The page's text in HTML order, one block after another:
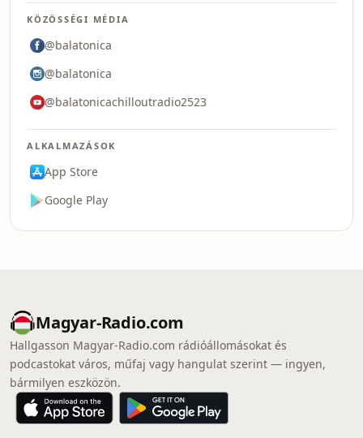
KÖZÖSSÉGI MÉDIA
@balatonica
@balatonica
@balatonicachilloutradio2523
ALKALMAZÁSOK
App Store
Google Play
Magyar-Radio.com
Hallgasson Magyar-Radio.com rádióállomásokat és
podcastokat város, műfaj vagy hangulat szerint — ingyen,
bármilyen eszközön.